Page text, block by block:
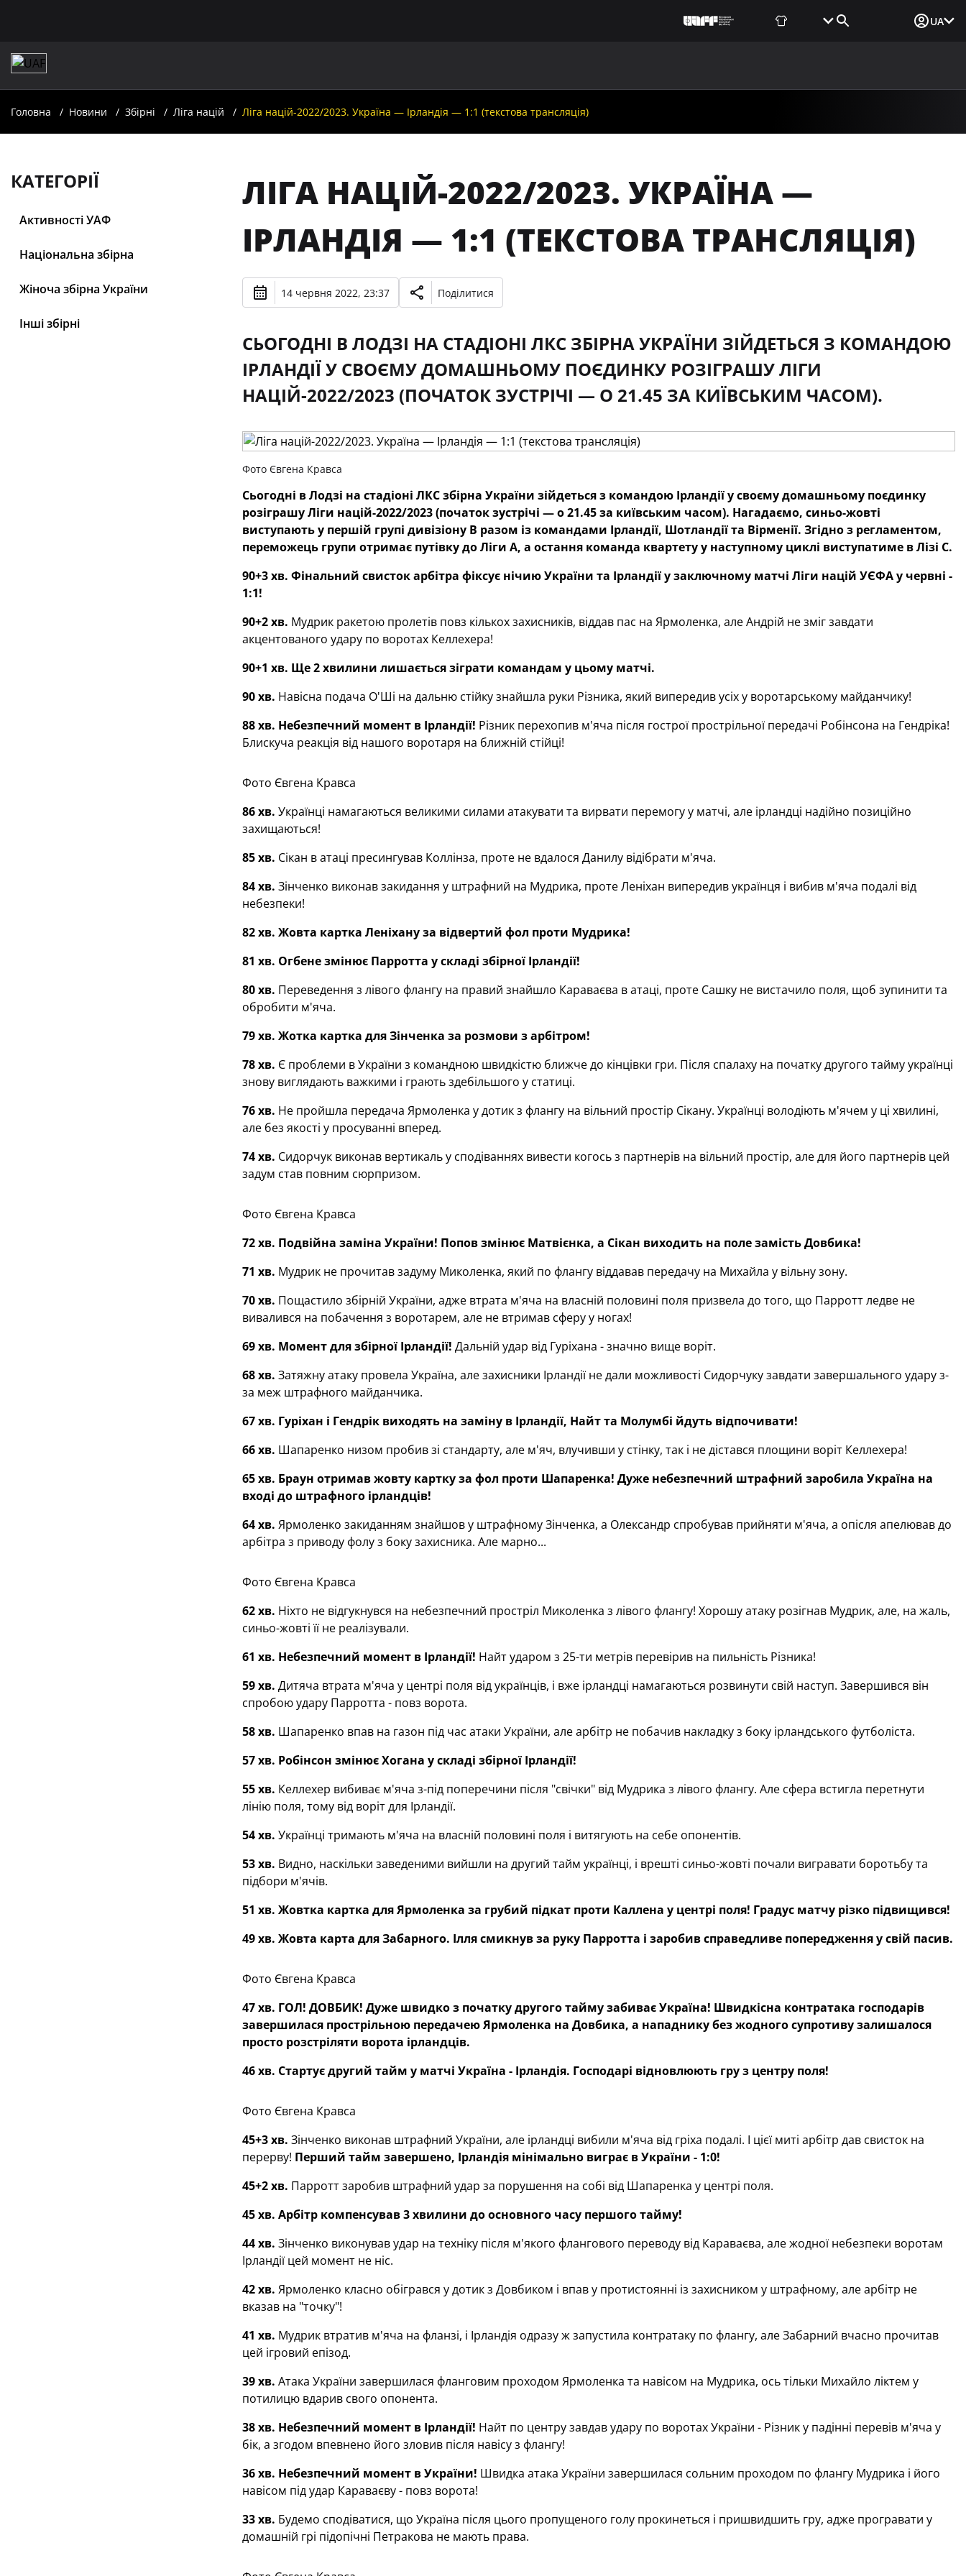
UA
Головна Новини Збірні Ліга націй Ліга націй-2022/2023. Україна — Ірландія — 1:1 (текстова трансляція)
КАТЕГОРІЇ
Активності УАФ
Національна збірна
Жіноча збірна України
Інші збірні
ЛІГА НАЦІЙ-2022/2023. УКРАЇНА —
ІРЛАНДІЯ — 1:1 (ТЕКСТОВА ТРАНСЛЯЦІЯ)
14 червня 2022, 23:37 Поділитися
СЬОГОДНІ В ЛОДЗІ НА СТАДІОНІ ЛКС ЗБІРНА УКРАЇНИ ЗІЙДЕТЬСЯ З КОМАНДОЮ
ІРЛАНДІЇ У СВОЄМУ ДОМАШНЬОМУ ПОЄДИНКУ РОЗІГРАШУ ЛІГИ
НАЦІЙ-2022/2023 (ПОЧАТОК ЗУСТРІЧІ — О 21.45 ЗА КИЇВСЬКИМ ЧАСОМ).
Фото Євгена Кравса
Сьогодні в Лодзі на стадіоні ЛКСзбірна України зійдеться з командою Ірландії у своєму домашньому поєдинку
розіграшу Ліги націй-2022/2023 (початок зустрічі — о 21.45 за київським часом). Нагадаємо, синьо-жовті
виступають упершій групі дивізіону В разом із командами Ірландії, Шотландії та Вірменії. Згідно з регламентом,
переможець групи отримає путівку до Ліги А, а остання команда квартету у наступному циклі виступатиме в Лізі С.
90+3 хв. Фінальний свисток арбітра фіксує нічию України та Ірландії у заключному матчі Ліги націй УЄФА у червні -
1:1!
90+2 хв. Мудрик ракетою пролетів повз кількох захисників, віддав пас на Ярмоленка, але Андрій не зміг завдати
акцентованого удару по воротах Келлехера!
90+1 хв. Ще 2 хвилини лишається зіграти командам у цьому матчі.
90 хв. Навісна подача О'Ші на дальню стійку знайшла руки Різника, який випередив усіх у воротарському майданчику!
88 хв. Небезпечний момент в Ірландії! Різник перехопив м'яча після гострої прострільної передачі Робінсона на Гендріка!
Блискуча реакція від нашого воротаря на ближній стійці!
Фото Євгена Кравса
86 хв. Українці намагаються великими силами атакувати та вирвати перемогу у матчі, але ірландці надійно позиційно
захищаються!
85 хв. Сікан в атаці пресингував Коллінза, проте не вдалося Данилу відібрати м'яча.
84 хв. Зінченко виконав закидання у штрафний на Мудрика, проте Леніхан випередив українця і вибив м'яча подалі від
небезпеки!
82 хв. Жовта картка Леніхану за відвертий фол проти Мудрика!
81 хв. Огбене змінює Парротта у складі збірної Ірландії!
80 хв. Переведення з лівого флангу на правий знайшло Караваєва в атаці, проте Сашку не вистачило поля, щоб зупинити та
обробити м'яча.
79 хв. Жотка картка для Зінченка за розмови з арбітром!
78 хв. Є проблеми в України з командною швидкістю ближче до кінцівки гри. Після спалаху на початку другого тайму українці
знову виглядають важкими і грають здебільшого у статиці.
76 хв. Не пройшла передача Ярмоленка у дотик з флангу на вільний простір Сікану. Українці володіють м'ячем у ці хвилині,
але без якості у просуванні вперед.
74 хв. Сидорчук виконав вертикаль у сподіваннях вивести когось з партнерів на вільний простір, але для його партнерів цей
задум став повним сюрпризом.
Фото Євгена Кравса
72 хв. Подвійна заміна України! Попов змінює Матвієнка, а Сікан виходить на поле замість Довбика!
71 хв. Мудрик не прочитав задуму Миколенка, який по флангу віддавав передачу на Михайла у вільну зону.
70 хв. Пощастило збірній України, адже втрата м'яча на власній половині поля призвела до того, що Парротт ледве не
вивалився на побачення з воротарем, але не втримав сферу у ногах!
69 хв. Момент для збірної Ірландії! Дальній удар від Гуріхана - значно вище воріт.
68 хв. Затяжну атаку провела Україна, але захисники Ірландії не дали можливості Сидорчуку завдати завершального удару з-
за меж штрафного майданчика.
67 хв. Гуріхан і Гендрік виходять на заміну в Ірландії, Найт та Молумбі йдуть відпочивати!
66 хв. Шапаренко низом пробив зі стандарту, але м'яч, влучивши у стінку, так і не дістався площини воріт Келлехера!
65 хв. Браун отримав жовту картку за фол проти Шапаренка! Дуже небезпечний штрафний заробила Україна на
вході до штрафного ірландців!
64 хв. Ярмоленко закиданням знайшов у штрафному Зінченка, а Олександр спробував прийняти м'яча, а опісля апелював до
арбітра з приводу фолу з боку захисника. Але марно...
Фото Євгена Кравса
62 хв. Ніхто не відгукнувся на небезпечний простріл Миколенка з лівого флангу! Хорошу атаку розігнав Мудрик, але, на жаль,
синьо-жовті її не реалізували.
61 хв. Небезпечний момент в Ірландії! Найт ударом з 25-ти метрів перевірив на пильність Різника!
59 хв. Дитяча втрата м'яча у центрі поля від українців, і вже ірландці намагаються розвинути свій наступ. Завершився він
спробою удару Парротта - повз ворота.
58 хв. Шапаренко впав на газон під час атаки України, але арбітр не побачив накладку з боку ірландського футболіста.
57 хв. Робінсон змінює Хогана у складі збірної Ірландії!
55 хв. Келлехер вибиває м'яча з-під поперечини після "свічки" від Мудрика з лівого флангу. Але сфера встигла перетнути
лінію поля, тому від воріт для Ірландії.
54 хв. Українці тримають м'яча на власній половині поля і витягують на себе опонентів.
53 хв. Видно, наскільки заведеними вийшли на другий тайм українці, і врешті синьо-жовті почали вигравати боротьбу та
підбори м'ячів.
51 хв. Жовтка картка для Ярмоленка за грубий підкат проти Каллена у центрі поля! Градус матчу різко підвищився!
49 хв. Жовта карта для Забарного. Ілля смикнув за руку Парротта і заробив справедливе попередження у свій пасив.
Фото Євгена Кравса
47 хв. ГОЛ! ДОВБИК! Дуже швидко з початку другого тайму забиває Україна! Швидкісна контратака господарів
завершилася прострільною передачею Ярмоленка на Довбика, а нападнику без жодного супротиву залишалося
просто розстріляти ворота ірландців.
46 хв. Стартує другий тайм у матчі Україна - Ірландія. Господарі відновлюють гру з центру поля!
Фото Євгена Кравса
45+3 хв. Зінченко виконав штрафний України, але ірландці вибили м'яча від гріха подалі. І цієї миті арбітр дав свисток на
перерву! Перший тайм завершено, Ірландія мінімально виграє в України - 1:0!
45+2 хв. Парротт заробив штрафний удар за порушення на собі від Шапаренка у центрі поля.
45 хв. Арбітр компенсував 3 хвилини до основного часу першого тайму!
44 хв. Зінченко виконував удар на техніку після м'якого флангового переводу від Караваєва, але жодної небезпеки воротам
Ірландії цей момент не ніс.
42 хв. Ярмоленко класно обігрався у дотик з Довбиком і впав у протистоянні із захисником у штрафному, але арбітр не
вказав на "точку"!
41 хв. Мудрик втратив м'яча на фланзі, і Ірландія одразу ж запустила контратаку по флангу, але Забарний вчасно прочитав
цей ігровий епізод.
39 хв. Атака України завершилася фланговим проходом Ярмоленка та навісом на Мудрика, ось тільки Михайло ліктем у
потилицю вдарив свого опонента.
38 хв. Небезпечний момент в Ірландії! Найт по центру завдав удару по воротах України - Різник у падінні перевів м'яча у
бік, а згодом впевнено його зловив після навісу з флангу!
36 хв. Небезпечний момент в України! Швидка атака України завершилася сольним проходом по флангу Мудрика і його
навісом під удар Караваєву - повз ворота!
33 хв. Будемо сподіватися, що Україна після цього пропущеного голу прокинеться і пришвидшить гру, адже програвати у
домашній грі підопічні Петракова не мають права.